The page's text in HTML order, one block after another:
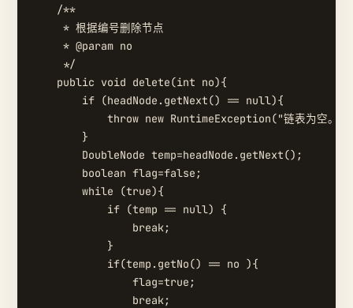
    /**
     * 根据编号删除节点
     * @param no
     */
    public void delete(int no){
        if (headNode.getNext() == null){
throw new RuntimeException("链表为空。。
        }
        DoubleNode temp=headNode.getNext();
        boolean flag=false;
        while (true){
            if (temp == null) {
                break;
            }
            if(temp.getNo() == no ){
                flag=true;
                break;